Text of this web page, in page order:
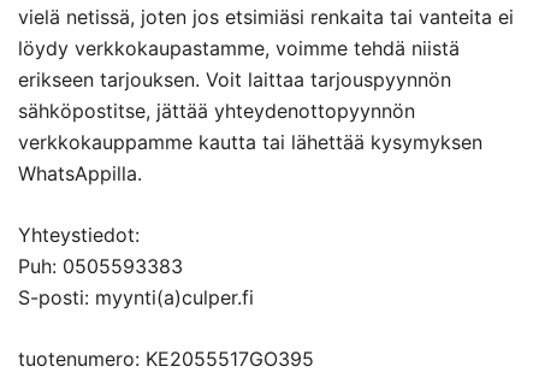
vielä netissä, joten jos etsimiäsi renkaita tai vanteita ei
löydy verkkokaupastamme, voimme tehdä niistä
erikseen tarjouksen. Voit laittaa tarjouspyynnön
sähköpostitse, jättää yhteydenottopyynnön
verkkokauppamme kautta tai lähettää kysymyksen
WhatsAppilla.
Yhteystiedot:
Puh: 0505593383
S-posti: myynti(a)culper.fi
tuotenumero: KE2055517GO395